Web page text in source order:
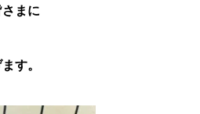
まに
す。